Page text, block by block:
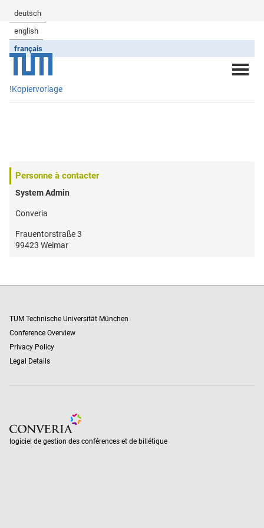
deutsch
english
français
!Kopiervorlage
Personne à contacter
System Admin
Converia
Frauentorstraße 3
99423 Weimar
TUM Technische Universität München
Conference Overview
Privacy Policy
Legal Details
logiciel de gestion des conférences et de billétique
logiciel de gestion des conférences et de billétique